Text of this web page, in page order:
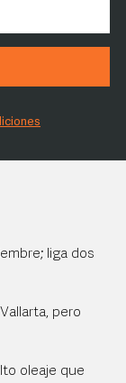
liga dos
pero
oleaje que